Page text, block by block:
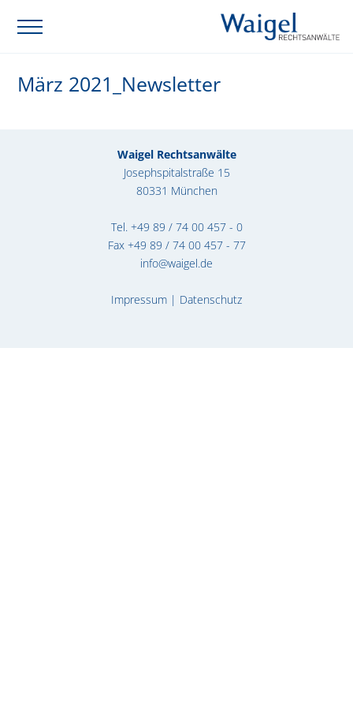
März 2021_Newsletter
Waigel Rechtsanwälte
Josephspitalstraße 15
80331 München
Tel. +49 89 / 74 00 457 - 0
Fax +49 89 / 74 00 457 - 77
info@waigel.de
Impressum | Datenschutz